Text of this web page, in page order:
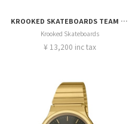
KROOKED SKATEBOARDS TEAM EYES CAMO 8.06
Krooked Skateboards
¥ 13,200 inc tax